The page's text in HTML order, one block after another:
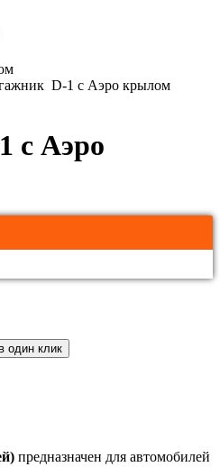
D-1 с Аэро крылом
с Аэро
один клик
предназначен для автомобилей